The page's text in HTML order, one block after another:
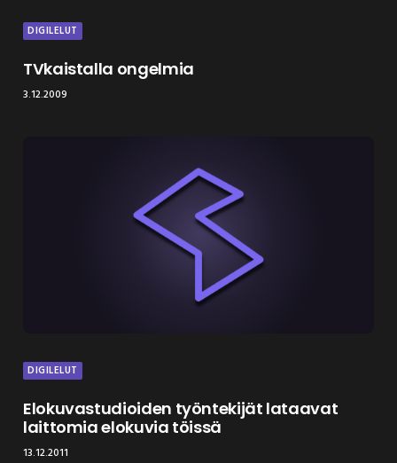
DIGILELUT
TVkaistalla ongelmia
3.12.2009
DIGILELUT
Elokuvastudioiden työntekijät lataavat
laittomia elokuvia töissä
13.12.2011